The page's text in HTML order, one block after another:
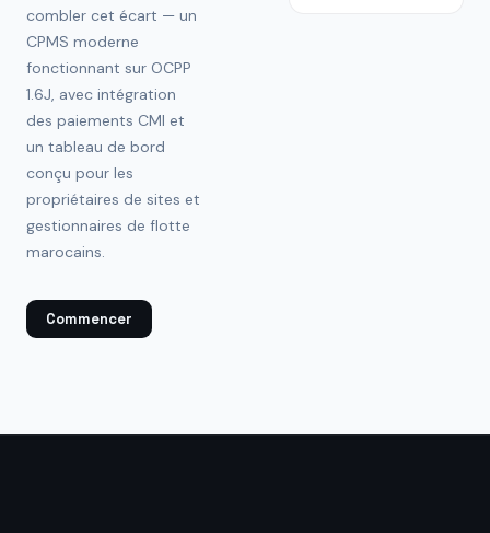
combler cet écart — un
CPMS moderne
fonctionnant sur OCPP
1.6J, avec intégration
des paiements CMI et
un tableau de bord
conçu pour les
propriétaires de sites et
gestionnaires de flotte
marocains.
Commencer